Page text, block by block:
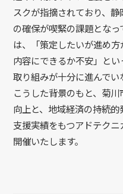
スクが指摘されており、静
の確保が喫緊の課題とな
は、「策定したいが進め
内容にできるか不安」とい
取り組みが十分に進んでい
こうした背景のもと、菊
向上と、地域経済の持続
支援実績をもつアドテクニ
開催いたします。